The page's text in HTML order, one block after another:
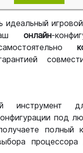
идеальный игровой
онлайн-
инструмент
под
полный
процессора